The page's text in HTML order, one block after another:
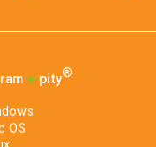
e‑pity®
OS